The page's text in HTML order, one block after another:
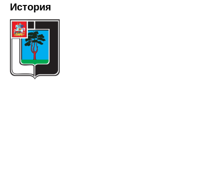
История